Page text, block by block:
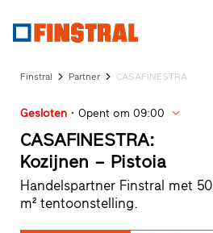
Glasgevels
Service
Showroom
Heeze
Showroom
Hoofddorp
Showroom
Finstral Partner CASAFINESTRA
Gesloten Opent om 09:00
CASAFINESTRA:
Kozijnen – Pistoia
Handelspartner Finstral met 50
m² tentoonstelling.